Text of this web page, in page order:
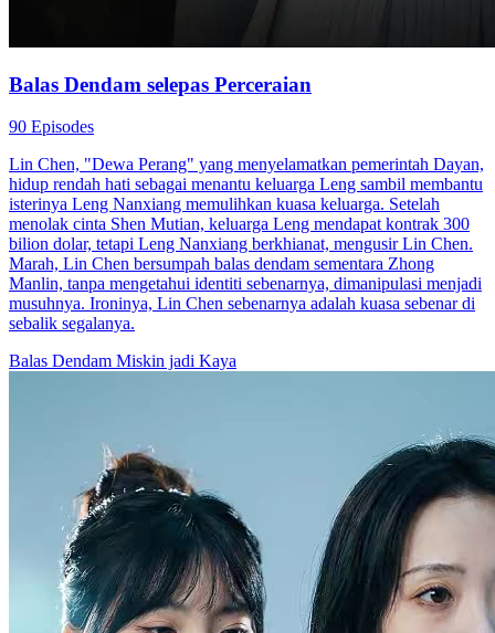
Balas Dendam selepas Perceraian
90 Episodes
Lin Chen, "Dewa Perang" yang menyelamatkan pemerintah Dayan,
hidup rendah hati sebagai menantu keluarga Leng sambil membantu
isterinya Leng Nanxiang memulihkan kuasa keluarga. Setelah
menolak cinta Shen Mutian, keluarga Leng mendapat kontrak 300
bilion dolar, tetapi Leng Nanxiang berkhianat, mengusir Lin Chen.
Marah, Lin Chen bersumpah balas dendam sementara Zhong
Manlin, tanpa mengetahui identiti sebenarnya, dimanipulasi menjadi
musuhnya. Ironinya, Lin Chen sebenarnya adalah kuasa sebenar di
sebalik segalanya.
Balas Dendam Miskin jadi Kaya